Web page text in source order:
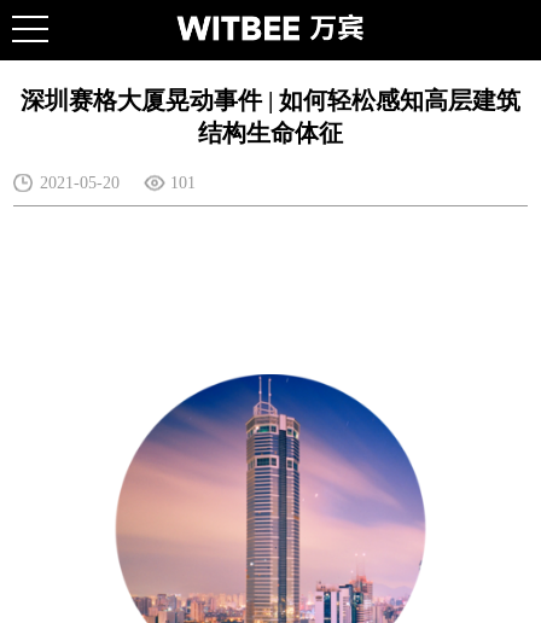
深圳赛格大厦晃动事件 | 如何轻松感知高层建筑
结构生命体征
2021-05-20 101